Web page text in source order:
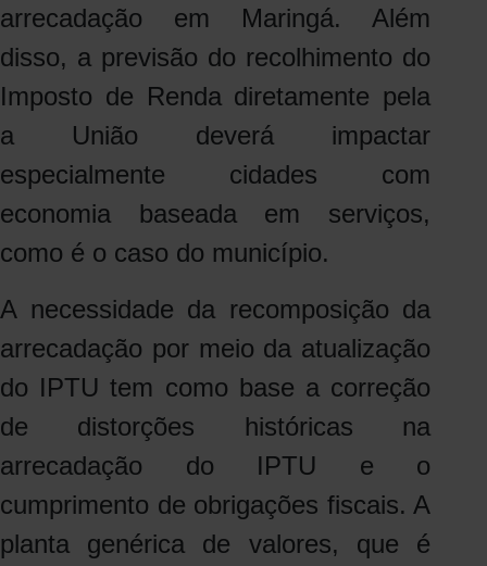
arrecadação em Maringá. Além
disso, a previsão do recolhimento do
Imposto de Renda diretamente pela
a União deverá impactar
especialmente cidades com
economia baseada em serviços,
como é o caso do município.
A necessidade da recomposição da
arrecadação por meio da atualização
do IPTU tem como base a correção
de distorções históricas na
arrecadação do IPTU e o
cumprimento de obrigações fiscais. A
planta genérica de valores, que é